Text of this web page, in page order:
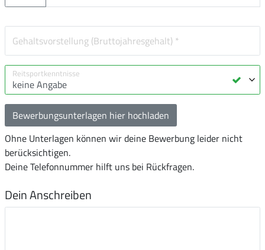
Bewerbungsunterlagen hier hochladen
Ohne Unterlagen können wir deine Bewerbung leider nicht
berücksichtigen.
Deine Telefonnummer hilft uns bei Rückfragen.
Dein Anschreiben